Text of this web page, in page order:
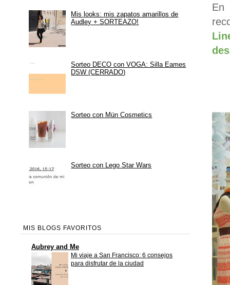
En
Mis looks: mis zapatos amarillos de
Audley + SORTEAZO!
Sorteo DECO con VOGA: Silla Eames
DSW (CERRADO)
Sorteo con Mün Cosmetics
Sorteo con Lego Star Wars
MIS BLOGS FAVORITOS
Aubrey and Me
Mi viaje a San Francisco: 6 consejos
para disfrutar de la ciudad